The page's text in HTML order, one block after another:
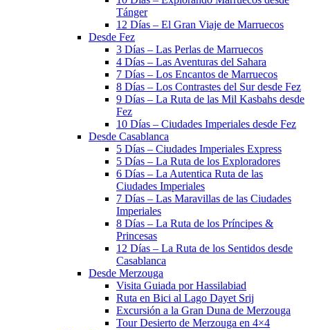
Tánger
12 Días – El Gran Viaje de Marruecos
Desde Fez
3 Días – Las Perlas de Marruecos
4 Días – Las Aventuras del Sahara
7 Días – Los Encantos de Marruecos
8 Días – Los Contrastes del Sur desde Fez
9 Días – La Ruta de las Mil Kasbahs desde
Fez
10 Días – Ciudades Imperiales desde Fez
Desde Casablanca
5 Días – Ciudades Imperiales Express
5 Días – La Ruta de los Exploradores
6 Días – La Autentica Ruta de las
Ciudades Imperiales
7 Días – Las Maravillas de las Ciudades
Imperiales
8 Días – La Ruta de los Príncipes &
Princesas
12 Días – La Ruta de los Sentidos desde
Casablanca
Desde Merzouga
Visita Guiada por Hassilabiad
Ruta en Bici al Lago Dayet Srij
Excursión a la Gran Duna de Merzouga
Tour Desierto de Merzouga en 4×4